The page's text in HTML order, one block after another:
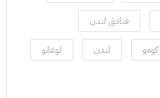
فنادق لندن
كومو لندن لوغانو